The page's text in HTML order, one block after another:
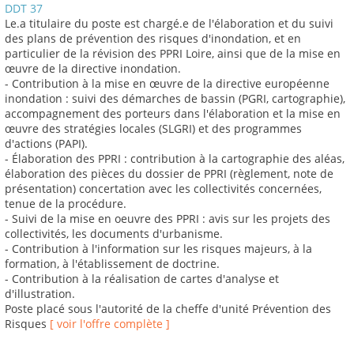
DDT 37
Le.a titulaire du poste est chargé.e de l'élaboration et du suivi
des plans de prévention des risques d'inondation, et en
particulier de la révision des PPRI Loire, ainsi que de la mise en
œuvre de la directive inondation.
- Contribution à la mise en œuvre de la directive européenne
inondation : suivi des démarches de bassin (PGRI, cartographie),
accompagnement des porteurs dans l'élaboration et la mise en
œuvre des stratégies locales (SLGRI) et des programmes
d'actions (PAPI).
- Élaboration des PPRI : contribution à la cartographie des aléas,
élaboration des pièces du dossier de PPRI (règlement, note de
présentation) concertation avec les collectivités concernées,
tenue de la procédure.
- Suivi de la mise en oeuvre des PPRI : avis sur les projets des
collectivités, les documents d'urbanisme.
- Contribution à l'information sur les risques majeurs, à la
formation, à l'établissement de doctrine.
- Contribution à la réalisation de cartes d'analyse et
d'illustration.
Poste placé sous l'autorité de la cheffe d'unité Prévention des
Risques [ voir l'offre complète ]